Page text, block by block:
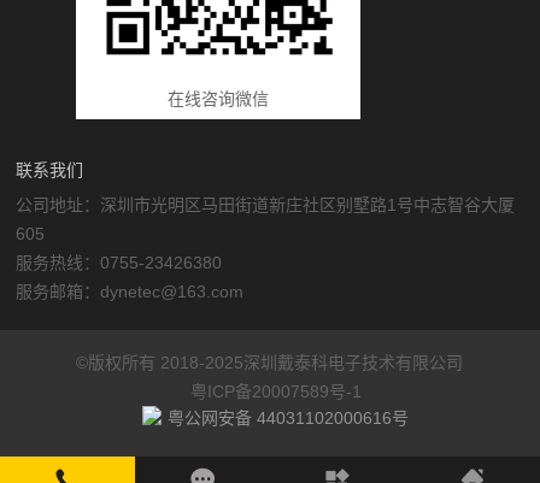
在线咨询微信
联系我们
公司地址：深圳市光明区马田街道新庄社区别墅路1号中志智谷大厦
605
服务热线：0755-23426380
服务邮箱：dynetec@163.com
©版权所有 2018-2025深圳戴泰科电子技术有限公司
粤ICP备20007589号-1
粤公网安备 44031102000616号